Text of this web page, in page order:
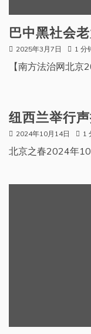
巴中黑社会老
2025年3月7日 1 分
【南方法治网北
纽西兰举行声
2024年10月14日 1
北京之春2024年